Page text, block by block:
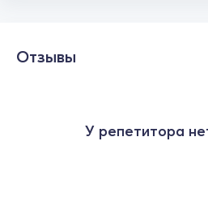
Отзывы
У репетитора